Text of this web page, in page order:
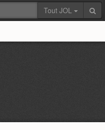
Tout JOL